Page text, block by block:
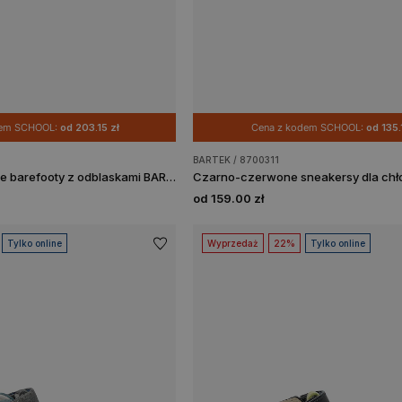
SCHOOL:od 203.15 zł
Granatowo-brązowe barefooty z odblaskami BARTEK 86003-66
Cena z kodem SCHOOL: od
BARTEK / 8700311
od 159.00 zł
Tylko online Wyprzedaż 22% Tylko online